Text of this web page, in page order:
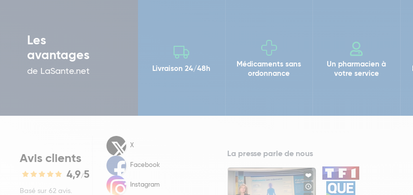
Les
avantages
de LaSante.net Livraison 24/48h
Médicaments sans
ordonnance
Un pharmacien à
votre service
Avis clients
4,9/5
Basé sur 62 avis.
X
Facebook
Instagram
La presse parle de nous